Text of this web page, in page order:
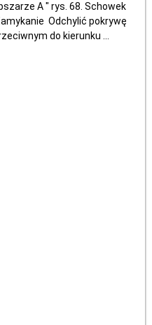
A " rys. 68. Schowek
Odchylić pokrywę
do kierunku ...